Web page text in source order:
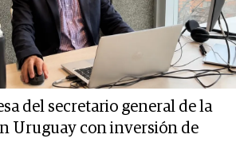
del secretario general de la
Uruguay con inversión de